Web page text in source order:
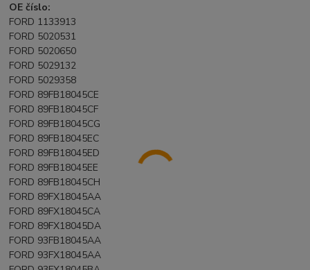
OE číslo:
FORD 1133913
FORD 5020531
FORD 5020650
FORD 5029132
FORD 5029358
FORD 89FB18045CE
FORD 89FB18045CF
FORD 89FB18045CG
FORD 89FB18045EC
FORD 89FB18045ED
FORD 89FB18045EE
FORD 89FB18045CH
FORD 89FX18045AA
FORD 89FX18045CA
FORD 89FX18045DA
FORD 93FB18045AA
FORD 93FX18045AA